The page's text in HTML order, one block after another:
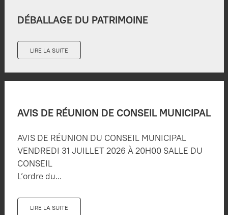
DÉBALLAGE DU PATRIMOINE
LIRE LA SUITE
AVIS DE RÉUNION DE CONSEIL MUNICIPAL
AVIS DE RÉUNION DU CONSEIL MUNICIPAL
VENDREDI 31 JUILLET 2026 À 20H00 SALLE DU
CONSEIL
L’ordre du...
LIRE LA SUITE